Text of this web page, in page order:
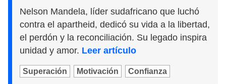
Nelson Mandela, líder sudafricano que luchó
contra el apartheid, dedicó su vida a la libertad,
el perdón y la reconciliación. Su legado inspira
unidad y amor. Leer artículo
Superación Motivación Confianza